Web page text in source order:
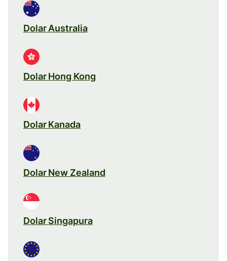
Dolar Australia
Dolar Hong Kong
Dolar Kanada
Dolar New Zealand
Dolar Singapura